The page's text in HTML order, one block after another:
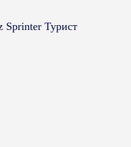
Sprinter Турист